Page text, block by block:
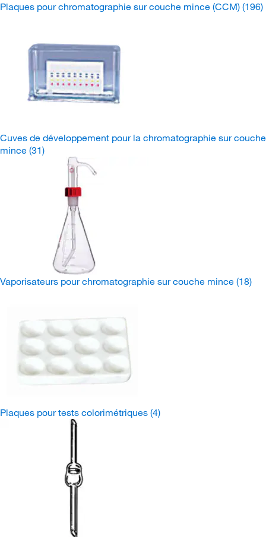
Plaques pour chromatographie sur couche mince (CCM) (196)
Cuves de développement pour la chromatographie sur couche
mince (31)
Vaporisateurs pour chromatographie sur couche mince (18)
Plaques pour tests colorimétriques (4)